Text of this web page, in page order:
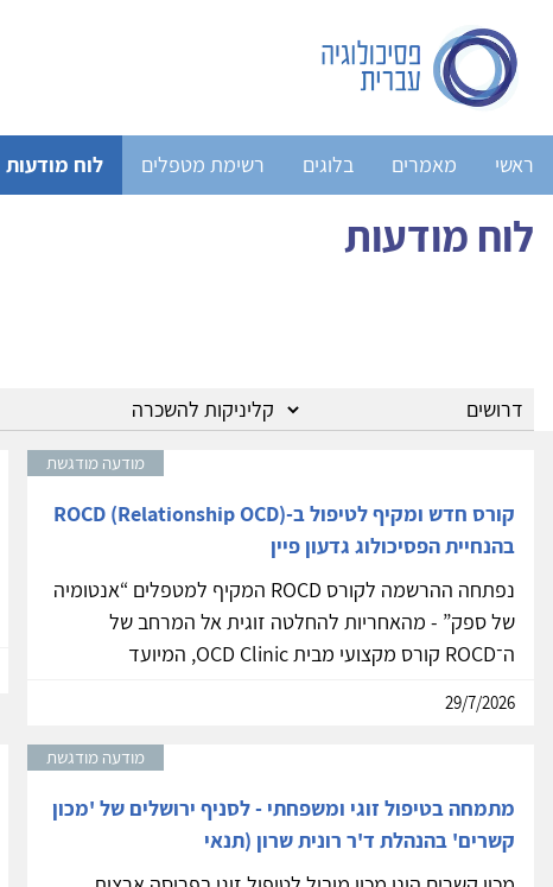
ראשי מאמרים בלוגים רשימת מטפלים לוח מודעות
לוח מודעות
מודעה מודגשת
קורס חדש ומקיף לטיפול ב-ROCD (Relationship OCD)
בהנחיית הפסיכולוג גדעון פיין
נפתחה ההרשמה לקורס ROCD המקיף למטפלים “אנטומיה
של ספק” - מהאחריות להחלטה זוגית אל המרחב של
ה־ROCD קורס מקצועי מבית OCD Clinic, המיועד
29/7/2026
מודעה מודגשת
מתמחה בטיפול זוגי ומשפחתי - לסניף ירושלים של 'מכון
קשרים' בהנהלת ד'ר רונית שרון (תנאי